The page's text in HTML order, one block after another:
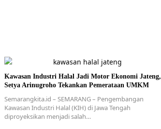
Kawasan Industri Halal Jadi Motor Ekonomi Jateng,
Setya Arinugroho Tekankan Pemerataan UMKM
Semarangkita.id – SEMARANG – Pengembangan
Kawasan Industri Halal (KIH) di Jawa Tengah
diproyeksikan menjadi salah…